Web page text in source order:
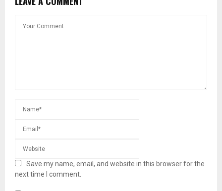
Save my name, email, and website in this browser for the
next time I comment.